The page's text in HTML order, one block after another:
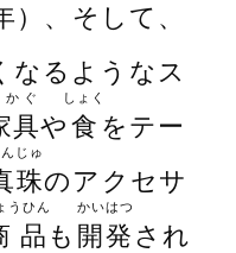
）、そして、
なるようなス
具
ぐ
や食
しょく
をテー
珠
じゅ
のアクセサ
品
うひん
も 開発
かいはつ
され